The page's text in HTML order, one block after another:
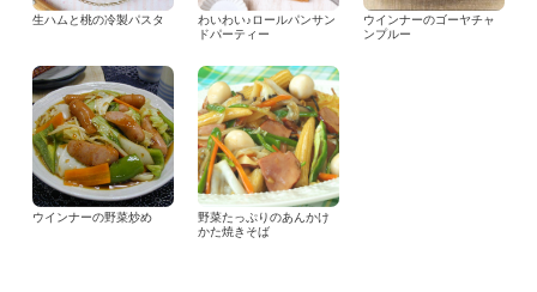
生ハムと桃の冷製パスタ
わいわい♪ロールパンサン
ドパーティー
ウインナーのゴーヤチャ
ンプルー
ウインナーの野菜炒め
野菜たっぷりのあんかけ
かた焼きそば